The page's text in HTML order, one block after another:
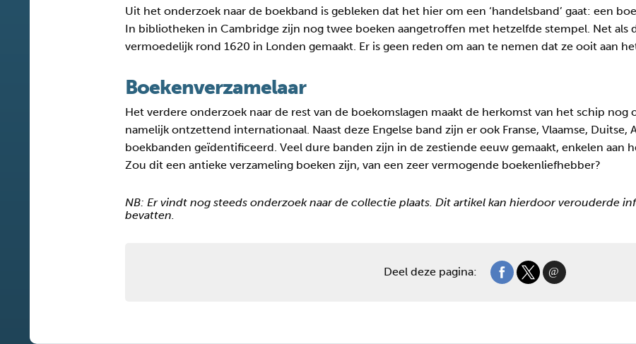
Uit het onderzoek naar de boekband is gebleken dat het hier om een ‘handelsband’ gaat: een
In bibliotheken in Cambridge zijn nog twee boeken aangetroffen met hetzelfde stempel. Net als
vermoedelijk rond 1620 in Londen gemaakt. Er is geen reden om aan te nemen dat ze ooit aan
Boekenverzamelaar
Het verdere onderzoek naar de rest van de boekomslagen maakt de herkomst van het schip nog
namelijk ontzettend internationaal. Naast deze Engelse band zijn er ook Franse, Vlaamse, Duitse,
boekbanden geïdentificeerd. Veel dure banden zijn in de zestiende eeuw gemaakt, enkelen aan
Zou dit een antieke verzameling boeken zijn, van een zeer vermogende boekenliefhebber?
NB: Er vindt nog steeds onderzoek naar de collectie plaats. Dit artikel kan hierdoor verouderde
bevatten.
Deel deze pagina: